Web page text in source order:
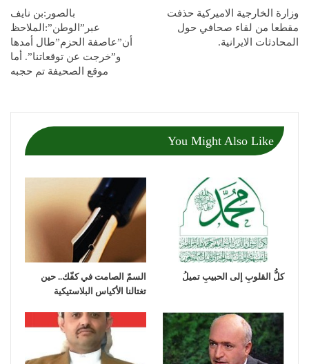
وزارة الخارجية الاميركية حذفت
مقطعا من لقاء صحافي حول
المحادثات الايرانية.
بالصور:بن نايف
عبر”الوطن”:الملاحظ
أن”عاصفة الحزم”طال أمدها
و”خرجت عن توقعاتنا”. أما
موقع الصحيفة تم حجبه
You Might Also Like
كلُّ القلوبِ إلى الحبيبِ تميلُ
السمّ الصامت في كفّك.. حين
تغتالنا الأكياس البلاستيكية